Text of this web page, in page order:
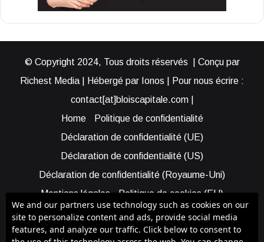
© Copyright 2024, Tous droits réservés | Conçu par
Richest Media | Hébergé par Ionos | Pour nous écrire :
contact[at]bloiscapitale.com |
Home
Politique de confidentialité
Déclaration de confidentialité (UE)
Déclaration de confidentialité (US)
Déclaration de confidentialité (Royaume-Uni)
Mentions légales
Politique de cookies (EU)
Cookie Policy (AUS)
Cookie Policy (US)
Qui sommes-nous ?
Participer à Blois Capitale
We and our partners use technology such as cookies on our
site to personalize content and ads, provide social media
features, and analyze our traffic. Click below to consent to